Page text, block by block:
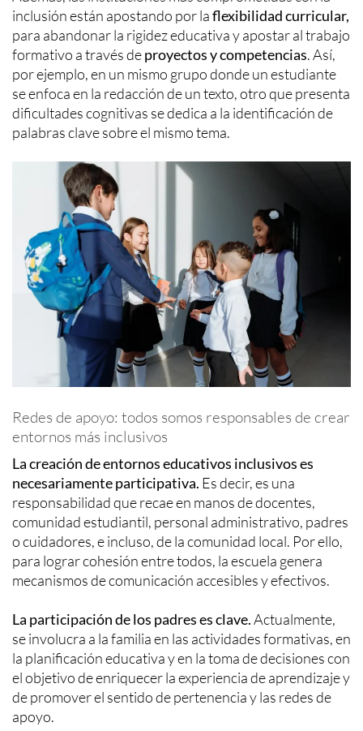
inclusión están apostando por laflexibilidad curricular,
para abandonar la rigidez educativa y apostar al trabajo
formativo a través deproyectos y competencias. Así,
por ejemplo, en un mismo grupo donde un estudiante
se enfoca en la redacción de un texto, otro que presenta
dificultades cognitivas se dedica a la identificación de
palabras clave sobre el mismo tema.
Redes de apoyo: todos somos responsables de crear
entornos más inclusivos
La creación de entornos educativos inclusivos es
necesariamente participativa. Es decir, es una
responsabilidad que recae en manos de docentes,
comunidad estudiantil, personal administrativo, padres
o cuidadores, e incluso, de la comunidad local. Por ello,
para lograr cohesión entre todos, la escuela genera
mecanismos de comunicación accesibles y efectivos.
La participación de los padres es clave.Actualmente,
se involucra a la familia en las actividades formativas, en
la planificación educativa y en la toma de decisiones con
el objetivo de enriquecer la experiencia de aprendizaje y
de promover el sentido de pertenencia y las redes de
apoyo.